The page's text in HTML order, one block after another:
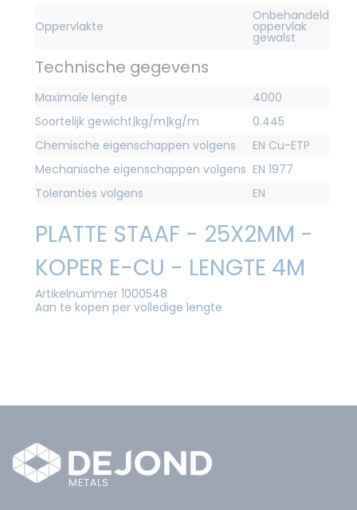
Oppervlakte
Onbehandeld
oppervlak
gewalst
Technische gegevens
Maximale lengte
4000
Soortelijk gewicht|kg/m|kg/m
0.445
Chemische eigenschappen volgens
EN Cu-ETP
Mechanische eigenschappen volgens EN 1977
Toleranties volgens
EN
PLATTE STAAF - 25X2MM -
KOPER E-CU - LENGTE 4M
Artikelnummer 1000548
Aan te kopen per volledige lengte